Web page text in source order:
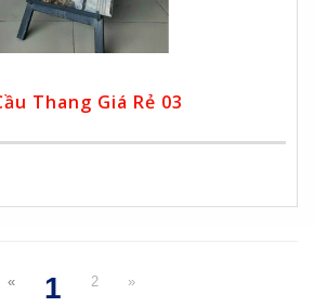
Thang Giá Rẻ 03
«
1
2 »